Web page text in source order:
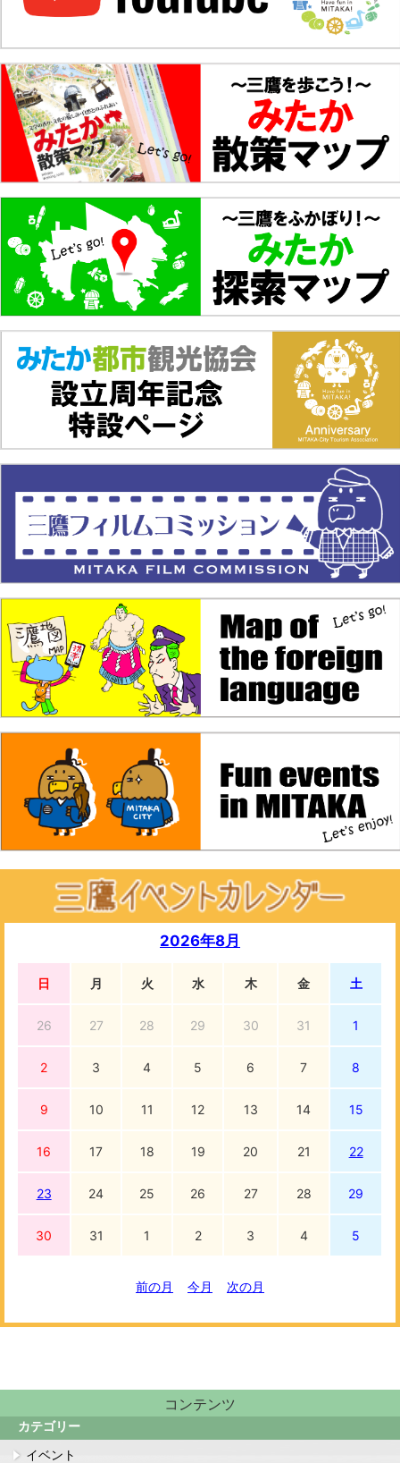
2026年8月
日 月 火 水 木 金 土
26 27 28 29 30 31 1
2 3 4 5 6 7 8
9 10 11 12 13 14 15
16 17 18 19 20 21 22
23 24 25 26 27 28 29
30 31 1 2 3 4 5
前の月 今月 次の月
コンテンツ
カテゴリー
イベント